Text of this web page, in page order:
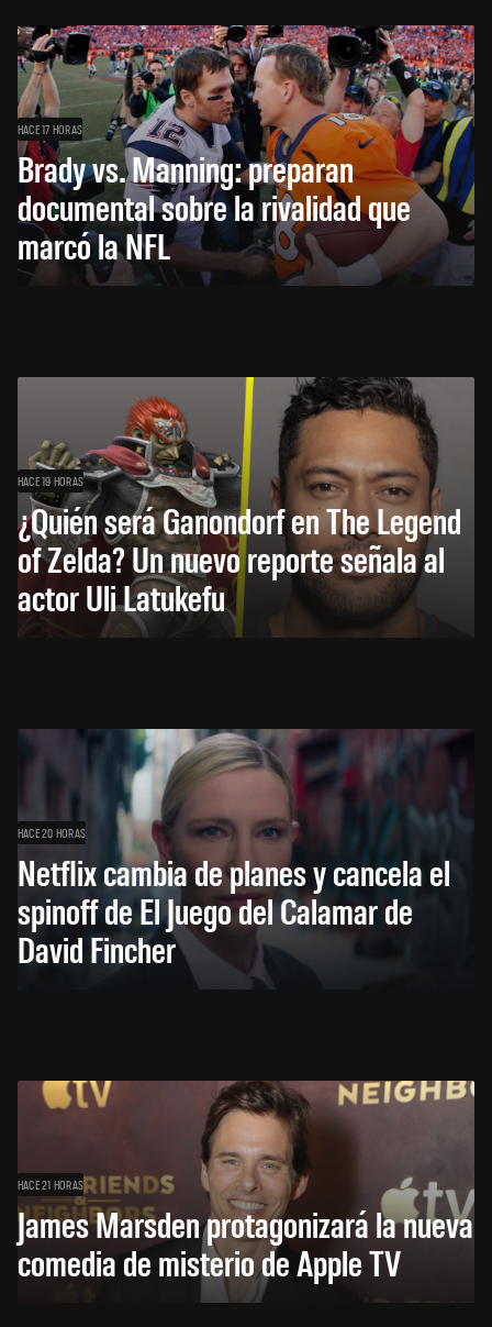
HACE 17 HORAS
Brady vs. Manning: preparan
documental sobre la rivalidad que
marcó la NFL
HACE 19 HORAS
¿Quién será Ganondorf en The Legend
of Zelda? Un nuevo reporte señala al
actor Uli Latukefu
HACE 20 HORAS
Netflix cambia de planes y cancela el
spinoff de El Juego del Calamar de
David Fincher
HACE 21 HORAS
James Marsden protagonizará la nueva
comedia de misterio de Apple TV